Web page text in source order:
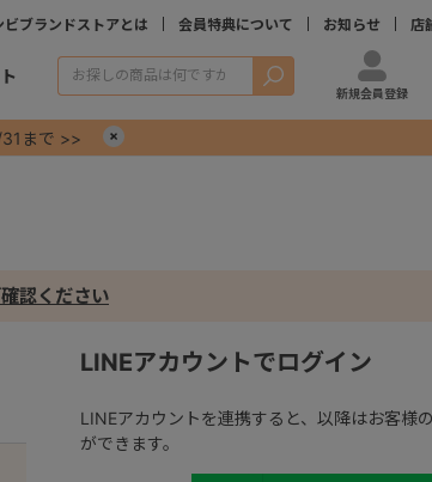
ビブランドストアとは 会員特典について お知らせ 店
検索
新規会員登録
まで >>
認ください
LINEアカウントでログイン
LINEアカウントを連携すると、以降はお客様
ができます。